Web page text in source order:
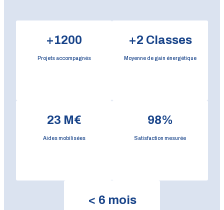
+1200
Projets accompagnés
+2Classes
Moyenne de gain énergétique
23 M€
Aides mobilisées
98%
Satisfaction mesurée
< 6 mois